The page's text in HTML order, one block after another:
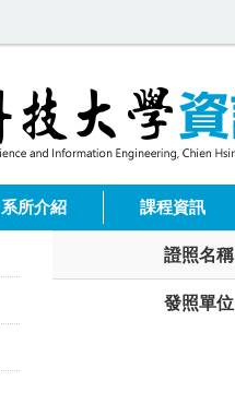
系所介紹 課程資訊
證照名稱
發照單位